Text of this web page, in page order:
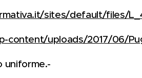
sites/default/files/
content/uploads/2017/06/
uniforme.-